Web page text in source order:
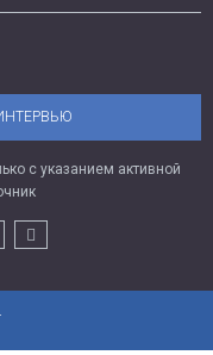
с указанием активной